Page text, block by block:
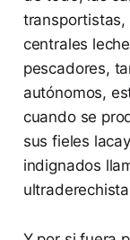
transportistas,
centrales
pescadores,
autónomos,
cuando se
sus fieles
indignados